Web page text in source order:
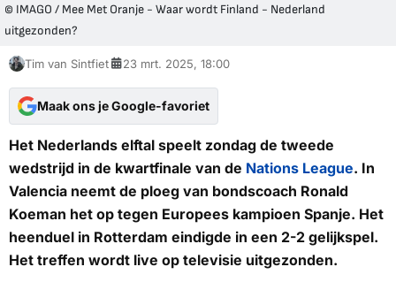
© IMAGO / Mee Met Oranje - Waar wordt Finland - Nederland
uitgezonden?
Tim van Sintfiet 23 mrt. 2025, 18:00
Maak ons je Google-favoriet
Het Nederlands elftal speelt zondag de tweede
wedstrijd in de kwartfinale van de Nations League. In
Valencia neemt de ploeg van bondscoach Ronald
Koeman het op tegen Europees kampioen Spanje. Het
heenduel in Rotterdam eindigde in een 2-2 gelijkspel.
Het treffen wordt live op televisie uitgezonden.